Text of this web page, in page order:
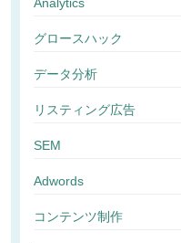
グロースハック
データ分析
リスティング広告
SEM
Adwords
コンテンツ制作